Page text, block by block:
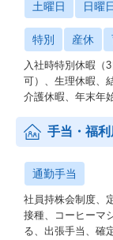
土曜日 日曜
特別 産休
入社時特別休暇（
可）、生理休暇、
介護休暇、年末年
手当・福利
通勤手当
社員持株会制度、
接種、コーヒーマ
る、出張手当、確